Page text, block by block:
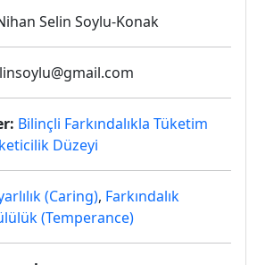
Selin Soylu-Konak
Bilinçli Farkındalıkla Tüketim
Düzeyi
(Caring), Farkındalık
(Temperance)